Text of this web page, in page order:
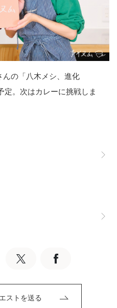
の「八木メシ、進化
。次はカレーに挑戦しま
ストを送る